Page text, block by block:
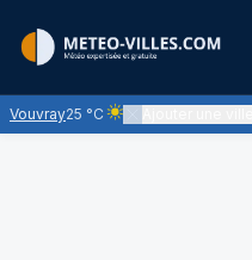
Vouvray25 °C
Ciel clair -